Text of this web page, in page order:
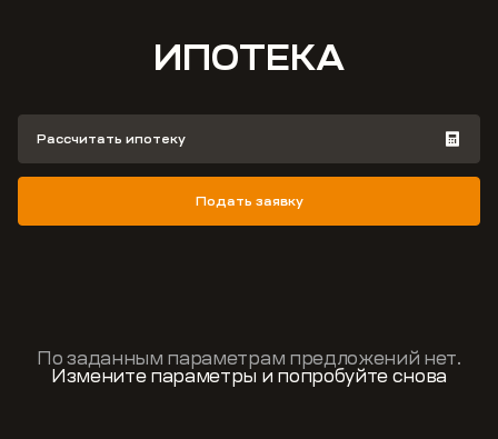
ИПОТЕКА
Подать заявку
Рассчитать ипотеку
По заданным параметрам предложений нет.
Измените параметры и попробуйте снова